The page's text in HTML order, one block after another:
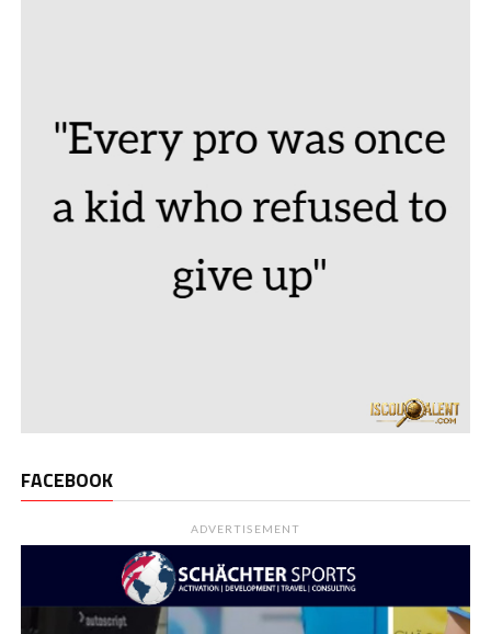
FACEBOOK
ADVERTISEMENT